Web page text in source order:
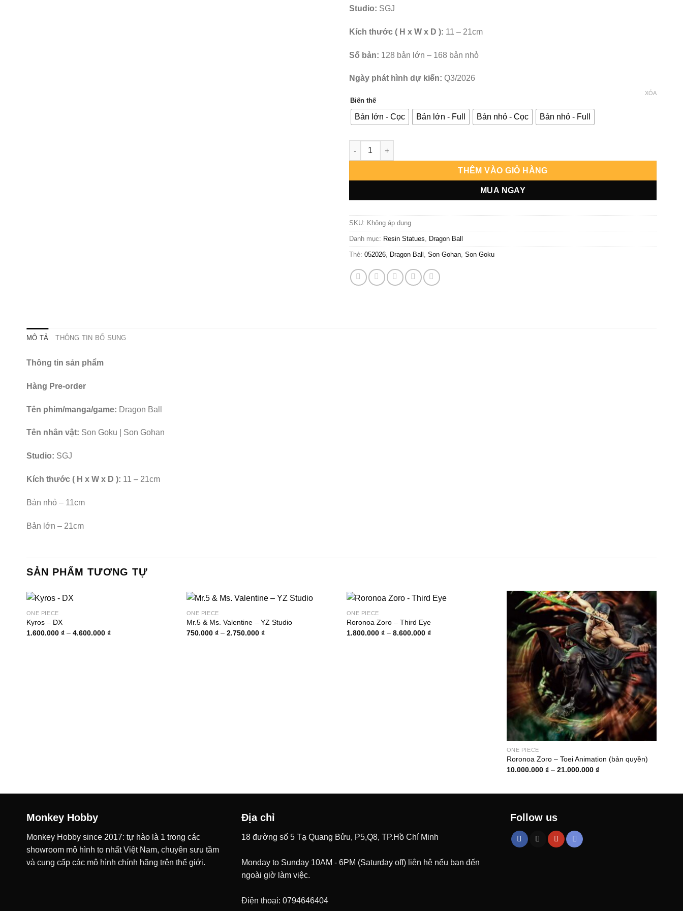
Studio: SGJ
Kích thước ( H x W x D ): 11 – 21cm
Số bản: 128 bản lớn – 168 bản nhỏ
Ngày phát hình dự kiến: Q3/2026
Biến thế
Bản lớn - Cọc Bản lớn - Full Bản nhỏ - Cọc Bản nhỏ - Full
XÓA
Dragon Ball - Son Goku x Son Gohan - SGJ số lượng
THÊM VÀO GIỎ HÀNG
MUA NGAY
SKU: Không áp dụng
Danh mục: Resin Statues, Dragon Ball
Thẻ: 052026, Dragon Ball , Son Gohan, Son Goku
MÔ TẢ THÔNG TIN BỔ SUNG
Thông tin sản phẩm
Hàng Pre-order
Tên phim/manga/game: Dragon Ball
Tên nhân vật: Son Goku | Son Gohan
Studio: SGJ
Kích thước ( H x W x D ): 11 – 21cm
Bản nhỏ – 11cm
Bản lớn – 21cm
SẢN PHẨM TƯƠNG TỰ
ONE PIECE
Kyros – DX
1.600.000 ₫ – 4.600.000 ₫Khoảng
ONE PIECE
Mr.5 & Ms. Valentine – YZ Studio
750.000 ₫ – 2.750.000 ₫Khoảng
ONE PIECE
Roronoa Zoro – Third Eye
1.800.000 ₫ – 8.600.000 ₫Khoảng
ONE PIECE
Roronoa Zoro – Toei Animation (bản quyền)
10.000.000 ₫ – 21.000.000 ₫Khoảng
Monkey Hobby
Monkey Hobby since 2017: tự hào là 1 trong các
showroom mô hình to nhất Việt Nam, chuyên sưu tầm
và cung cấp các mô hình chính hãng trên thế giới.
Địa chỉ
18 đường số 5 Tạ Quang Bửu, P5,Q8, TP.Hồ Chí Minh
Monday to Sunday 10AM - 6PM (Saturday off) liên hệ nếu bạn đến
ngoài giờ làm việc.
Điện thoại: 0794646404
Follow us